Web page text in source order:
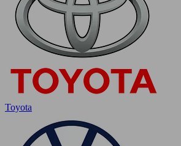
Toyota